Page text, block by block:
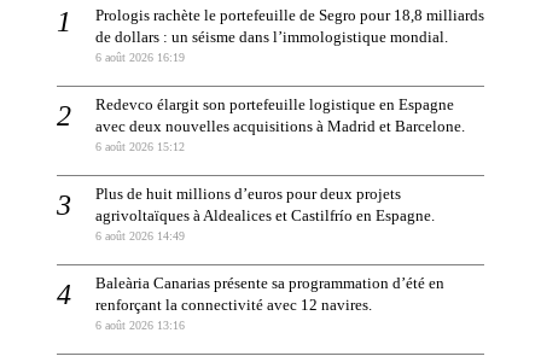
Prologis rachète le portefeuille de Segro pour 18,8 milliards
de dollars : un séisme dans l’immologistique mondial.
6 août 2026 16:19
Redevco élargit son portefeuille logistique en Espagne
avec deux nouvelles acquisitions à Madrid et Barcelone.
6 août 2026 15:12
Plus de huit millions d’euros pour deux projets
agrivoltaïques à Aldealices et Castilfrío en Espagne.
6 août 2026 14:49
Baleària Canarias présente sa programmation d’été en
renforçant la connectivité avec 12 navires.
6 août 2026 13:16